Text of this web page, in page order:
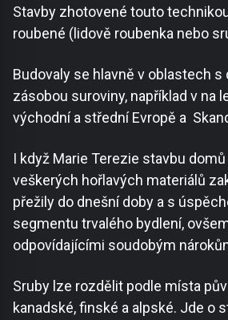
Stavby zhotovené touto
roubené (lidově roubenka nebo
Budovaly se hlavně v oblastech
zásobou suroviny, například v na
východní a střední Evropě a
I když Marie Terezie stavbu
veškerých hořlavých materiálů
přežily do dnešní doby a s
segmentu trvalého bydlení,
odpovídajícími soudobým
Sruby lze rozdělit podle místa
kanadské, finské a alpské. Jde o